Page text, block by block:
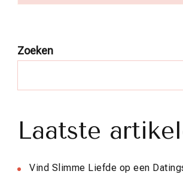
Zoeken
Laatste
Vind Slimme Liefde op een